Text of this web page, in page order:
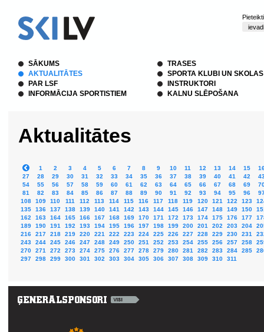
SĀKUMS
AKTUALITĀTES
PAR LSF
INFORMĀCIJA SPORTISTIEM
TRASES
SPORTA KLUBI UN SKOLAS
INSTRUKTORI
KALNU SLĒPOŠANA
Aktualitātes
1 2 3 4 5 6 7 8 9 10 11 12 13 14 15
27
28 29 30 31 32 33 34 35 36 37 38 39 40 41 42
54
55 56 57 58 59 60 61 62 63 64 65 66 67 68 69
81
82 83 84 85 86 87 88 89 90 91 92 93 94 95 96
108
109 110 111 112 113 114 115 116 117 118 119 120 121 122 123
135
136 137 138 139 140 141 142 143 144 145 146 147 148 149 150
162
163 164 165 166 167 168 169 170 171 172 173 174 175 176 177
189
190 191 192 193 194 195 196 197 198 199 200 201 202 203 204
216
217 218 219 220 221 222 223 224 225 226 227 228 229 230 231
243
244 245 246 247 248 249 250 251 252 253 254 255 256 257 258
270
271 272 273 274 275 276 277 278 279 280 281 282 283 284 285
297
298 299 300 301 302 303 304 305 306 307 308 309 310 311